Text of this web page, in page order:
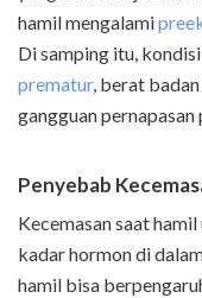
hamil mengalami
Di samping itu,
prematur, berat
gangguan pernapasan
Penyebab
Kecemasan saat
kadar hormon di
hamil bisa